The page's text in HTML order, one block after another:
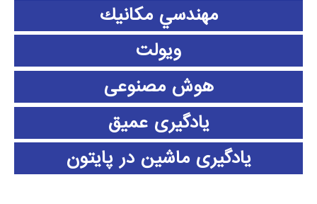
مهندسي مكانيك
ویولت
هوش مصنوعی
یادگیری عمیق
یادگیری ماشین در پایتون